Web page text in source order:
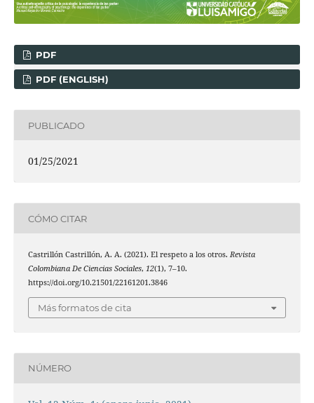
PDF
PDF (ENGLISH)
PUBLICADO
01/25/2021
CÓMO CITAR
Castrillón Castrillón, A. A. (2021). El respeto a los otros. Revista
Colombiana De Ciencias Sociales, 12(1), 7–10.
https://doi.org/10.21501/22161201.3846
Más formatos de cita
NÚMERO